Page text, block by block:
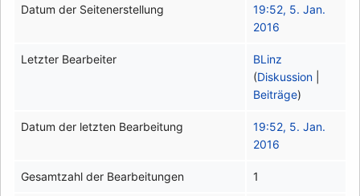
Datum der Seitenerstellung
19:52, 5. Jan.
2016
Letzter Bearbeiter
BLinz
(Diskussion
Beiträge)
Datum der letzten Bearbeitung
19:52, 5. Jan.
2016
Gesamtzahl der Bearbeitungen 1